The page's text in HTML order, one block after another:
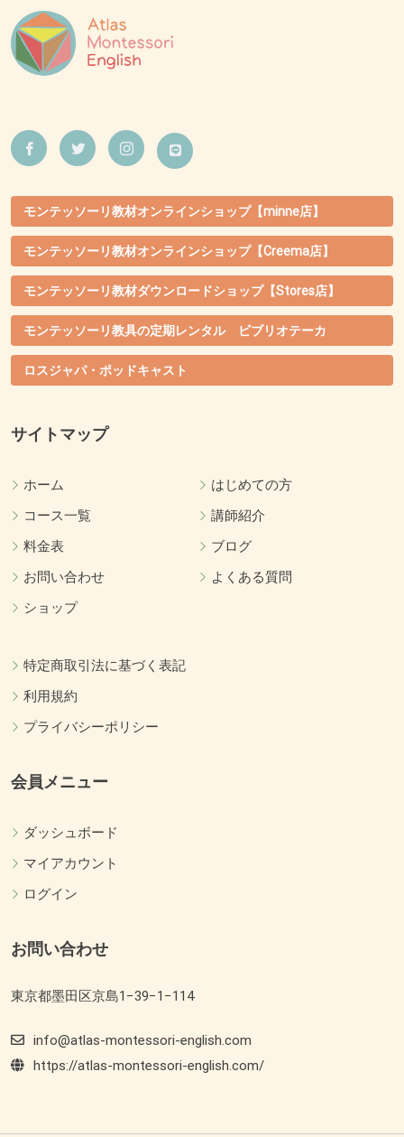
モンテッソーリ教材オンラインショップ【minne店】
モンテッソーリ教材オンラインショップ【Creema店】
モンテッソーリ教材ダウンロードショップ【Stores店】
モンテッソーリ教具の定期レンタル ビブリオテーカ
ロスジャパ・ポッドキャスト
サイトマップ
ホーム
はじめての方
コース一覧
講師紹介
料金表
ブログ
お問い合わせ
よくある質問
ショップ
特定商取引法に基づく表記
利用規約
プライバシーポリシー
会員メニュー
ダッシュボード
マイアカウント
ログイン
お問い合わせ
東京都墨田区京島1−39−1−114
info@atlas-montessori-english.com
https://atlas-montessori-english.com/